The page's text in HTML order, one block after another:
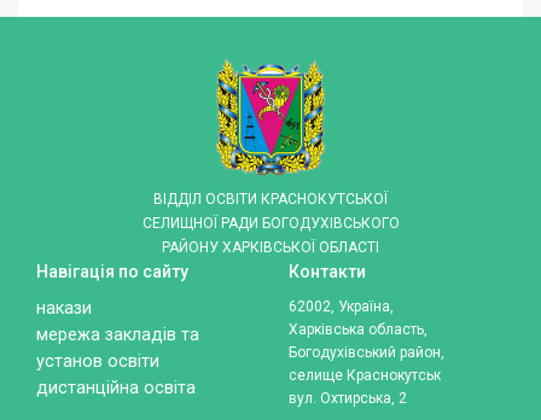
ВІДДІЛ ОСВІТИ КРАСНОКУТСЬКОЇ
СЕЛИЩНОЇ РАДИ БОГОДУХІВСЬКОГО
РАЙОНУ ХАРКІВСЬКОЇ ОБЛАСТІ
Навігація по сайту
накази
мережа закладів та
установ освіти
дистанційна освіта
Контакти
62002, Україна,
Харківська область,
Богодухівський район,
селище Краснокутськ
вул. Охтирська, 2